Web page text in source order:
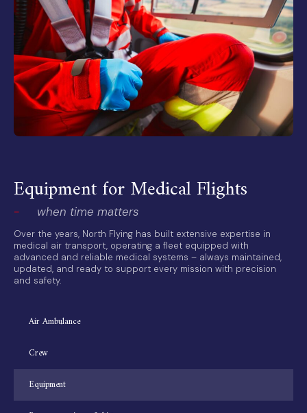
Equipment for Medical Flights
- when time matters
Over the years, North Flying has built extensive expertise in
medical air transport, operating a fleet equipped with
advanced and reliable medical systems – always maintained,
updated, and ready to support every mission with precision
and safety.
Air Ambulance
Crew
Equipment